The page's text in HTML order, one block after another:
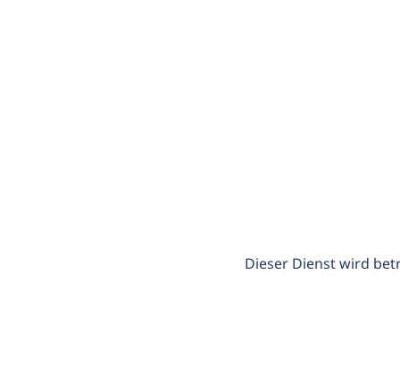
Dieser Dienst wird